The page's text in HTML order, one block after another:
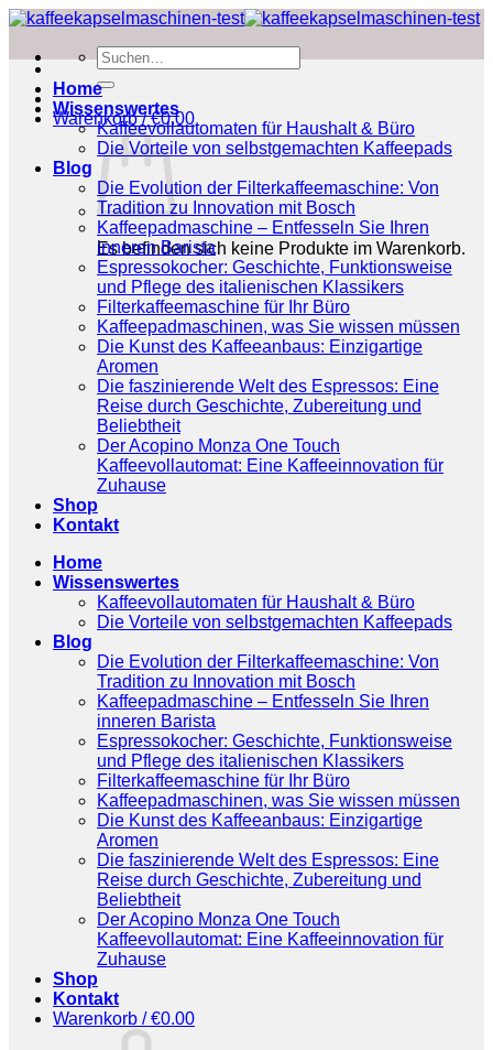
Zum
springen
Suchen
nach:
Warenkorb /€0.00
Es befinden sich keine Produkte im Warenkorb.
Home
Wissenswertes
Kaffeevollautomaten für Haushalt & Büro
Die Vorteile von selbstgemachten Kaffeepads
Blog
Die Evolution der Filterkaffeemaschine: Von
Tradition zu Innovation mit Bosch
Kaffeepadmaschine – Entfesseln Sie Ihren
inneren Barista
Espressokocher: Geschichte, Funktionsweise
und Pflege des italienischen Klassikers
Filterkaffeemaschine für Ihr Büro
Kaffeepadmaschinen, was Sie wissen müssen
Die Kunst des Kaffeeanbaus: Einzigartige
Aromen
Die faszinierende Welt des Espressos: Eine
Reise durch Geschichte, Zubereitung und
Beliebtheit
Der Acopino Monza One Touch
Kaffeevollautomat: Eine Kaffeeinnovation für
Zuhause
Shop
Kontakt
Home
Wissenswertes
Kaffeevollautomaten für Haushalt & Büro
Die Vorteile von selbstgemachten Kaffeepads
Blog
Die Evolution der Filterkaffeemaschine: Von
Tradition zu Innovation mit Bosch
Kaffeepadmaschine – Entfesseln Sie Ihren
inneren Barista
Espressokocher: Geschichte, Funktionsweise
und Pflege des italienischen Klassikers
Filterkaffeemaschine für Ihr Büro
Kaffeepadmaschinen, was Sie wissen müssen
Die Kunst des Kaffeeanbaus: Einzigartige
Aromen
Die faszinierende Welt des Espressos: Eine
Reise durch Geschichte, Zubereitung und
Beliebtheit
Der Acopino Monza One Touch
Kaffeevollautomat: Eine Kaffeeinnovation für
Zuhause
Shop
Kontakt
Warenkorb /€0.00